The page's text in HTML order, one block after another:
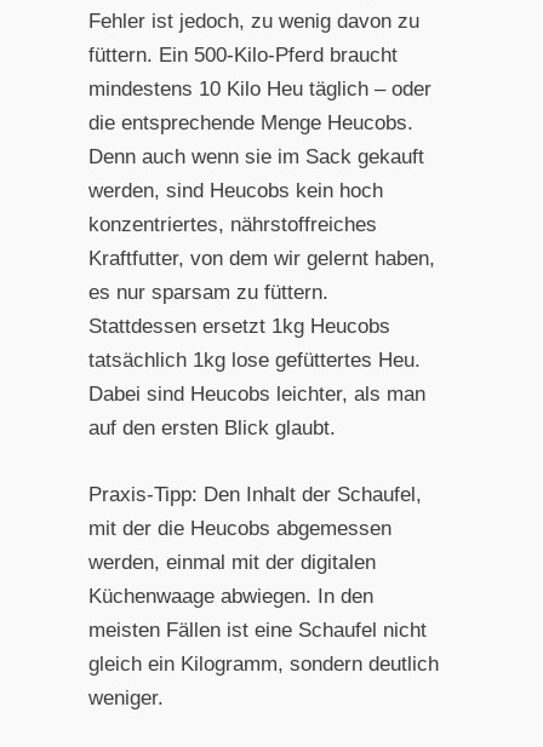
Fehler ist jedoch, zu wenig davon zu
füttern. Ein 500-Kilo-Pferd braucht
mindestens 10 Kilo Heu täglich – oder
die entsprechende Menge Heucobs.
Denn auch wenn sie im Sack gekauft
werden, sind Heucobs kein hoch
konzentriertes, nährstoffreiches
Kraftfutter, von dem wir gelernt haben,
es nur sparsam zu füttern.
Stattdessen ersetzt 1kg Heucobs
tatsächlich 1kg lose gefüttertes Heu.
Dabei sind Heucobs leichter, als man
auf den ersten Blick glaubt.
Praxis-Tipp: Den Inhalt der Schaufel,
mit der die Heucobs abgemessen
werden, einmal mit der digitalen
Küchenwaage abwiegen. In den
meisten Fällen ist eine Schaufel nicht
gleich ein Kilogramm, sondern deutlich
weniger.